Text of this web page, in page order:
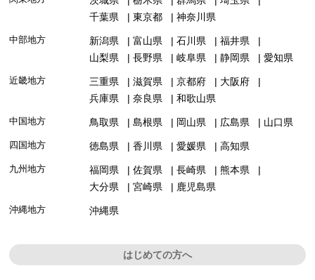
千葉県
東京都 神奈川県
中部地方 新潟県 富山県 石川県
福井県
山梨県
長野県 岐阜県 静岡県 愛知県
近畿地方 三重県 滋賀県 京都府
大阪府
兵庫県
奈良県 和歌山県
中国地方 鳥取県 島根県 岡山県 広島県 山口県
四国地方 徳島県 香川県 愛媛県 高知県
九州地方 福岡県 佐賀県 長崎県
熊本県
大分県
宮崎県 鹿児島県
沖縄地方 沖縄県
はじめての方へ